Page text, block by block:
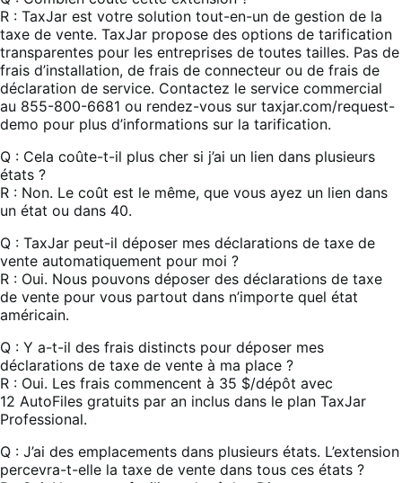
R : TaxJar est votre solution tout-en-un de gestion de la
taxe de vente. TaxJar propose des options de tarification
transparentes pour les entreprises de toutes tailles. Pas de
frais d’installation, de frais de connecteur ou de frais de
déclaration de service. Contactez le service commercial
au 855-800-6681 ou rendez-vous sur taxjar.com/request-
demo pour plus d’informations sur la tarification.
Q : Cela coûte-t-il plus cher si j’ai un lien dans plusieurs
états ?
R : Non. Le coût est le même, que vous ayez un lien dans
un état ou dans 40.
Q : TaxJar peut-il déposer mes déclarations de taxe de
vente automatiquement pour moi ?
R : Oui. Nous pouvons déposer des déclarations de taxe
de vente pour vous partout dans n’importe quel état
américain.
Q : Y a-t-il des frais distincts pour déposer mes
déclarations de taxe de vente à ma place ?
R : Oui. Les frais commencent à 35 $/dépôt avec
12 AutoFiles gratuits par an inclus dans le plan TaxJar
Professional.
Q : J’ai des emplacements dans plusieurs états. L’extension
percevra-t-elle la taxe de vente dans tous ces états ?